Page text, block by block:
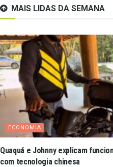
MAIS LIDAS DA SEMANA
ECONOMIA
Quaquá e Johnny explicam
com tecnologia chinesa